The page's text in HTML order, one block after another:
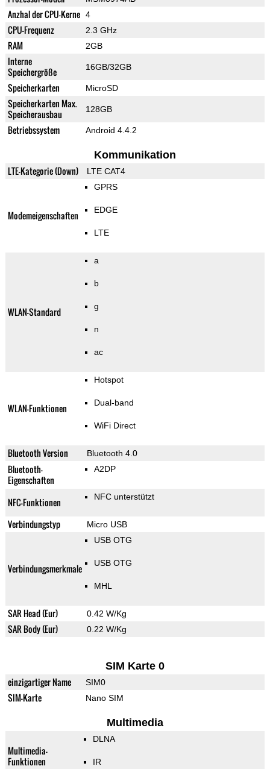
Anzhal der CPU-Kerne 4
CPU-Frequenz 2.3 GHz
RAM 2GB
Interne
Speichergröße
16GB/32GB
Speicherkarten MicroSD
Speicherkarten Max.
Speicherausbau
128GB
Betriebssystem Android 4.4.2
Kommunikation
LTE-Kategorie (Down) LTE CAT4
Modemeigenschaften
GPRS
EDGE
LTE
WLAN-Standard
a
b
g
n
ac
WLAN-Funktionen
Hotspot
Dual-band
WiFi Direct
Bluetooth Version Bluetooth 4.0
Bluetooth-
Eigenschaften
A2DP
NFC-Funktionen NFC unterstützt
Verbindungstyp Micro USB
Verbindungsmerkmale
USB OTG
USB OTG
MHL
SAR Head (Eur) 0.42 W/Kg
SAR Body (Eur) 0.22 W/Kg
SIM Karte 0
einzigartiger Name SIM0
SIM-Karte Nano SIM
Multimedia
Multimedia-
Funktionen
DLNA
IR